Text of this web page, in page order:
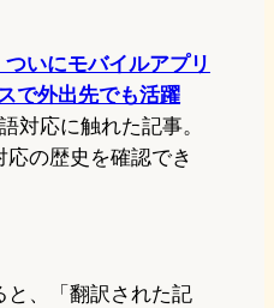
いにモバイルアプリ
で外出先でも活躍
対応に触れた記事。
の歴史を確認でき
と、「翻訳された記